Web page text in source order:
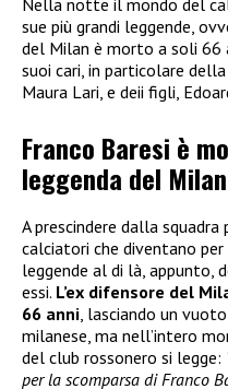
Nella notte il mondo del
sue più grandi leggende,
del Milan è morto a soli 66
suoi cari, in particolare
Maura Lari, e deii figli,
Franco Baresi è
leggenda del
A prescindere dalla
calciatori che diventano
leggende al di là, appunto,
essi. L’ex difensore del
66 anni , lasciando un
milanese, ma nell’intero
del club rossonero si legge:
per la scomparsa di Franco